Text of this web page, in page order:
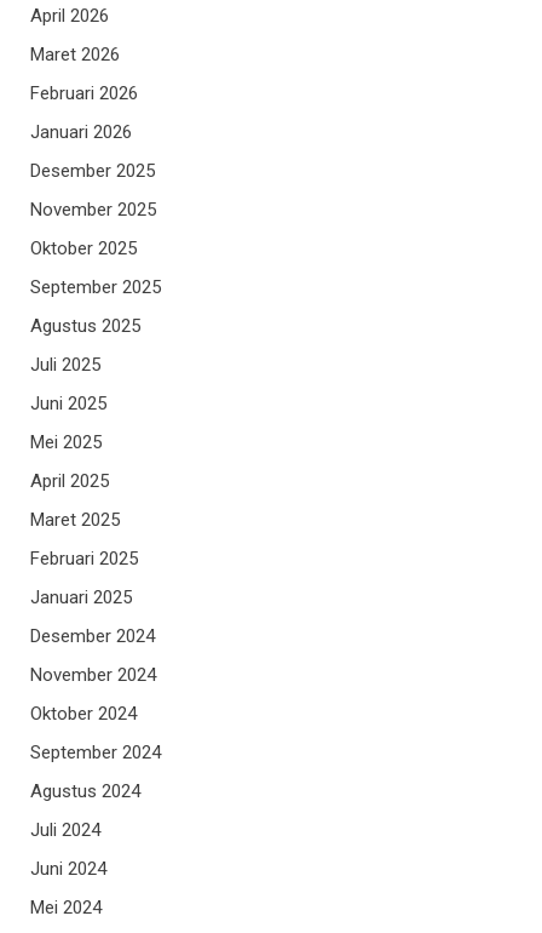
April 2026
Maret 2026
Februari 2026
Januari 2026
Desember 2025
November 2025
Oktober 2025
September 2025
Agustus 2025
Juli 2025
Juni 2025
Mei 2025
April 2025
Maret 2025
Februari 2025
Januari 2025
Desember 2024
November 2024
Oktober 2024
September 2024
Agustus 2024
Juli 2024
Juni 2024
Mei 2024